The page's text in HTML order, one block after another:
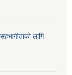
लागि